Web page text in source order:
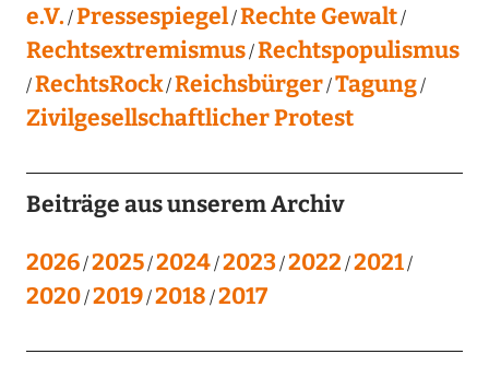
e.V. Pressespiegel Rechte Gewalt
Rechtsextremismus Rechtspopulismus
RechtsRock Reichsbürger Tagung
Zivilgesellschaftlicher Protest
Beiträge aus unserem Archiv
2026 2025 2024 2023 2022 2021
2020 2019 2018 2017